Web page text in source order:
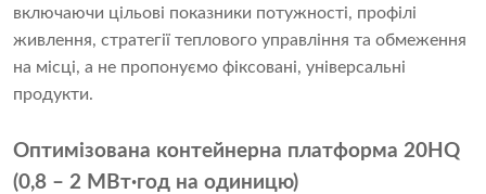
включаючи цільові показники потужності, профілі
живлення, стратегії теплового управління та обмеження
на місці, а не пропонуємо фіксовані, універсальні
продукти.
Оптимізована контейнерна платформа 20HQ
(0,8 – 2 МВт·год на одиницю)